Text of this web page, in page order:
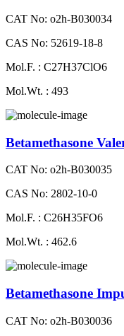
CAT No: o2h-B030034
CAS No: 52619-18-8
Mol.F. : C27H37ClO6
Mol.Wt. : 493
Betamethasone
CAT No: o2h-B030035
CAS No: 2802-10-0
Mol.F. : C26H35FO6
Mol.Wt. : 462.6
Betamethasone
CAT No: o2h-B030036